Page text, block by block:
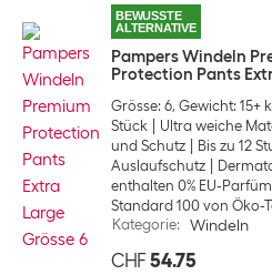
BEWUSSTE
ALTERNATIVE
Pampers Windeln
Protection Pants
Grösse: 6, Gewicht: 15+
Stück
Ultra weiche
und Schutz
Bis zu 12
Auslaufschutz
enthalten 0% EU-
Standard 100 von Öko-
Kategorie: Windeln
CHF 54.75